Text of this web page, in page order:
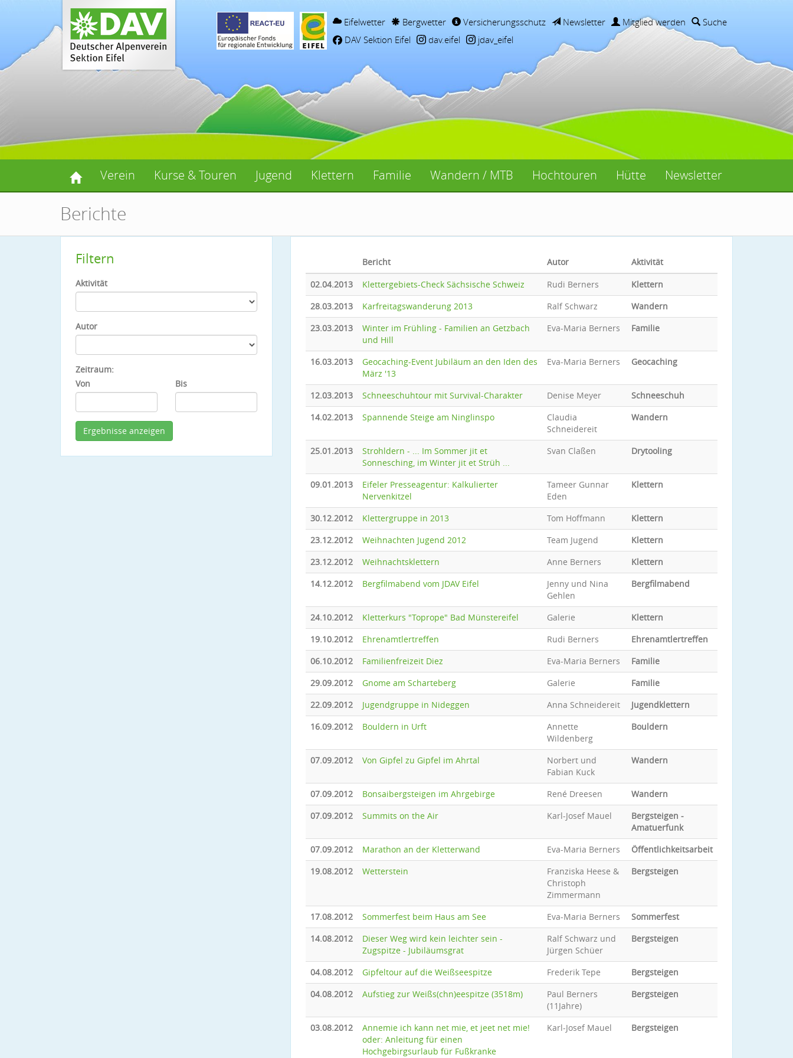
Eifelwetter Bergwetter Versicherungsschutz Newsletter Mitglied werden
Suche
DAV Sektion Eifel
dav.eifel jdav_eifel
Verein Kurse & Touren Jugend Klettern Familie Wandern / MTB Hochtouren Hütte Newsletter
Berichte
Filtern
Aktivität
Autor
Zeitraum:
Von
Bis
Bericht Autor
Aktivität
02.04.2013
Klettergebiets-Check Sächsische Schweiz Rudi Berners
Klettern
28.03.2013
Karfreitagswanderung 2013 Ralf Schwarz
Wandern
23.03.2013
Winter im Frühling - Familien an Getzbach
und Hill
Eva-Maria Berners Familie
16.03.2013
Geocaching-Event Jubiläum an den Iden des
März '13
Eva-Maria Berners Geocaching
12.03.2013 Schneeschuhtour mit Survival-Charakter Denise Meyer
Schneeschuh
14.02.2013
Spannende Steige am Ninglinspo
Claudia
Schneidereit
Wandern
25.01.2013
Strohldern - ... Im Sommer jit et
Sonnesching, im Winter jit et Strüh ...
Svan Claßen Drytooling
09.01.2013
Eifeler Presseagentur: Kalkulierter
Nervenkitzel
Tameer Gunnar
Eden
Klettern
30.12.2012 Klettergruppe in 2013 Tom Hoffmann
Klettern
23.12.2012
Weihnachten Jugend 2012 Team Jugend
Klettern
23.12.2012
Weihnachtsklettern Anne Berners
Klettern
14.12.2012
Bergfilmabend vom JDAV Eifel
Jenny und Nina
Gehlen
Bergfilmabend
24.10.2012 Kletterkurs "Toprope" Bad Münstereifel Galerie
Klettern
19.10.2012
Ehrenamtlertreffen Rudi Berners
Ehrenamtlertreffen
06.10.2012
Familienfreizeit Diez Eva-Maria Berners
Familie
29.09.2012
Gnome am Scharteberg Galerie
Familie
22.09.2012
Jugendgruppe in Nideggen Anna Schneidereit
Jugendklettern
16.09.2012
Bouldern in Urft
Annette
Wildenberg
Bouldern
07.09.2012 Von Gipfel zu Gipfel im Ahrtal
Norbert und
Fabian Kuck
Wandern
07.09.2012 Bonsaibergsteigen im Ahrgebirge René Dreesen
Wandern
07.09.2012
Summits on the Air Karl-Josef Mauel
Bergsteigen -
Amatuerfunk
07.09.2012
Marathon an der Kletterwand Eva-Maria Berners
Öffentlichkeitsarbeit
19.08.2012
Wetterstein
Franziska Heese &
Christoph
Zimmermann
Bergsteigen
17.08.2012 Sommerfest beim Haus am See Eva-Maria Berners
Sommerfest
14.08.2012
Dieser Weg wird kein leichter sein -
Zugspitze - Jubiläumsgrat
Ralf Schwarz und
Jürgen Schüer
Bergsteigen
04.08.2012 Gipfeltour auf die Weißseespitze Frederik Tepe
Bergsteigen
04.08.2012
Aufstieg zur Weißs(chn)eespitze (3518m)
Paul Berners
(11Jahre)
Bergsteigen
03.08.2012
Annemie ich kann net mie, et jeet net mie!
oder: Anleitung für einen
Hochgebirgsurlaub für Fußkranke
Karl-Josef Mauel Bergsteigen